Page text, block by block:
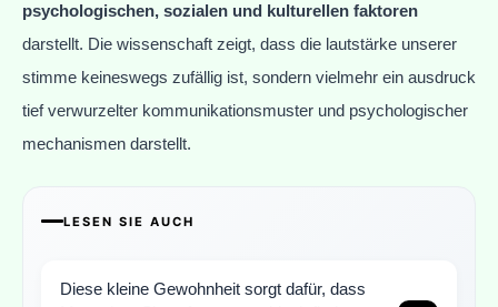
psychologischen, sozialen und kulturellen faktoren
darstellt. Die wissenschaft zeigt, dass die lautstärke unserer
stimme keineswegs zufällig ist, sondern vielmehr ein ausdruck
tief verwurzelter kommunikationsmuster und psychologischer
mechanismen darstellt.
LESEN SIE AUCH
Diese kleine Gewohnheit sorgt dafür, dass